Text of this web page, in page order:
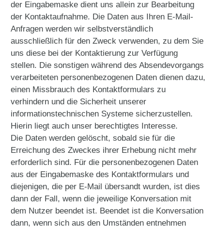
der Eingabemaske dient uns allein zur Bearbeitung
der Kontaktaufnahme. Die Daten aus Ihren E-Mail-
Anfragen werden wir selbstverständlich
ausschließlich für den Zweck verwenden, zu dem Sie
uns diese bei der Kontaktierung zur Verfügung
stellen. Die sonstigen während des Absendevorgangs
verarbeiteten personenbezogenen Daten dienen dazu,
einen Missbrauch des Kontaktformulars zu
verhindern und die Sicherheit unserer
informationstechnischen Systeme sicherzustellen.
Hierin liegt auch unser berechtigtes Interesse.
Die Daten werden gelöscht, sobald sie für die
Erreichung des Zweckes ihrer Erhebung nicht mehr
erforderlich sind. Für die personenbezogenen Daten
aus der Eingabemaske des Kontaktformulars und
diejenigen, die per E-Mail übersandt wurden, ist dies
dann der Fall, wenn die jeweilige Konversation mit
dem Nutzer beendet ist. Beendet ist die Konversation
dann, wenn sich aus den Umständen entnehmen